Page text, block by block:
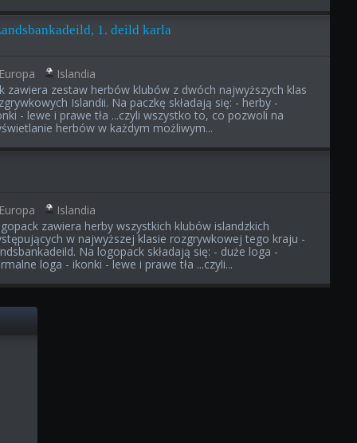
1. deild karla
Islandia
zawiera zestaw herbów klubów z dwóch najwyższych klas
Islandii. Na paczkę składają się: - herby -
- lewe i prawe tła ...czyli wszystko to, co pozwoli na
herbów w każdym możliwym...
Islandia
zawiera herby wszystkich klubów islandzkich
w najwyższej klasie rozgrywkowej tego kraju -
Na logopack składają się: - duże loga -
loga - ikonki - lewe i prawe tła ...czyli...